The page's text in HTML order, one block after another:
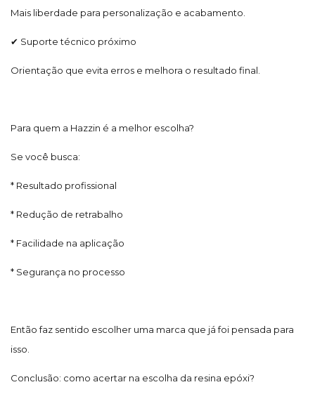
Mais liberdade para personalização e acabamento.
✔ Suporte técnico próximo
Orientação que evita erros e melhora o resultado final.
Para quem a Hazzin é a melhor escolha?
Se você busca:
* Resultado profissional
* Redução de retrabalho
* Facilidade na aplicação
* Segurança no processo
Então faz sentido escolher uma marca que já foi pensada para
isso.
Conclusão: como acertar na escolha da resina epóxi?